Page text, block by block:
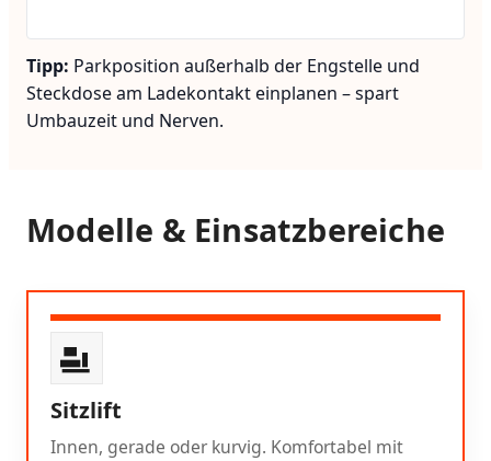
Tipp: Parkposition außerhalb der Engstelle und
Steckdose am Ladekontakt einplanen – spart
Umbauzeit und Nerven.
Modelle & Einsatzbereiche
Sitzlift
Innen, gerade oder kurvig. Komfortabel mit